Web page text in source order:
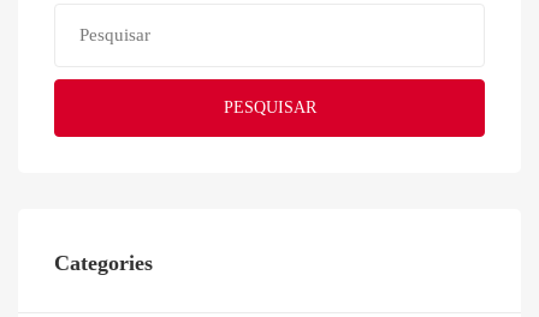
PESQUISAR
Categories